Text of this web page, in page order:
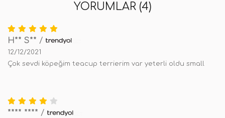
YORUMLAR (4)
H** S** /
12/12/2021
Çok sevdi köpeğim teacup terrierim var yeterli oldu small
**** **** /